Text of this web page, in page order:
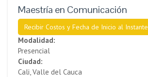
Maestría en Comunicación
Recibir Costos y Fecha de Inicio al Instante
Modalidad:
Presencial
Ciudad:
Cali, Valle del Cauca